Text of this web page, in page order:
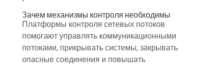
Зачем механизмы контроля необходимы
Платформы контроля сетевых потоков
помогают управлять коммуникационными
потоками, прикрывать системы, закрывать
опасные соединения и повышать